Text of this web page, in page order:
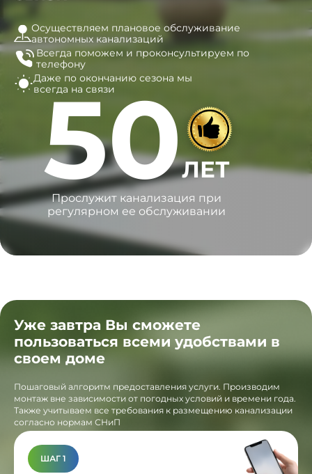
Осуществляем плановое обслуживание
автономных канализаций
Всегда поможем и проконсультируем по
телефону
Даже по окончанию сезона мы
всегда на связи
50ЛЕТ
Прослужит канализация при
регулярном ее обслуживании
Уже завтра Вы сможете
пользоваться всеми удобствами в
своем доме
Пошаговый алгоритм предоставления услуги. Производим
монтаж вне зависимости от погодных условий и времени года.
Также учитываем все требования к размещению канализации
согласно нормам СНиП
ШАГ 1